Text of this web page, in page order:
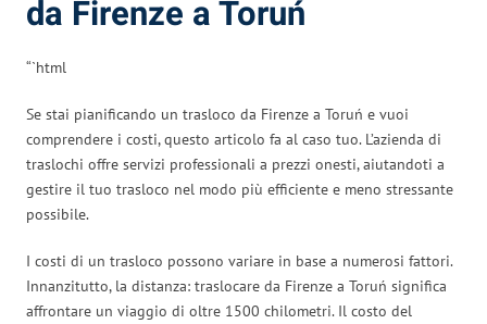
da Firenze a Toruń
“`html
Se stai pianificando un trasloco da Firenze a Toruń e vuoi
comprendere i costi, questo articolo fa al caso tuo. L’azienda di
traslochi offre servizi professionali a prezzi onesti, aiutandoti a
gestire il tuo trasloco nel modo più efficiente e meno stressante
possibile.
I costi di un trasloco possono variare in base a numerosi fattori.
Innanzitutto, la distanza: traslocare da Firenze a Toruń significa
affrontare un viaggio di oltre 1500 chilometri. Il costo del